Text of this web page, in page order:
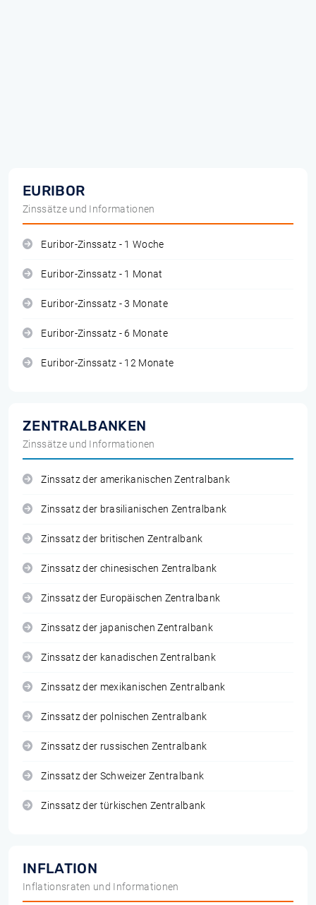
EURIBOR
Zinssätze und Informationen
Euribor-Zinssatz - 1 Woche
Euribor-Zinssatz - 1 Monat
Euribor-Zinssatz - 3 Monate
Euribor-Zinssatz - 6 Monate
Euribor-Zinssatz - 12 Monate
ZENTRALBANKEN
Zinssätze und Informationen
Zinssatz der amerikanischen Zentralbank
Zinssatz der brasilianischen Zentralbank
Zinssatz der britischen Zentralbank
Zinssatz der chinesischen Zentralbank
Zinssatz der Europäischen Zentralbank
Zinssatz der japanischen Zentralbank
Zinssatz der kanadischen Zentralbank
Zinssatz der mexikanischen Zentralbank
Zinssatz der polnischen Zentralbank
Zinssatz der russischen Zentralbank
Zinssatz der Schweizer Zentralbank
Zinssatz der türkischen Zentralbank
INFLATION
Inflationsraten und Informationen